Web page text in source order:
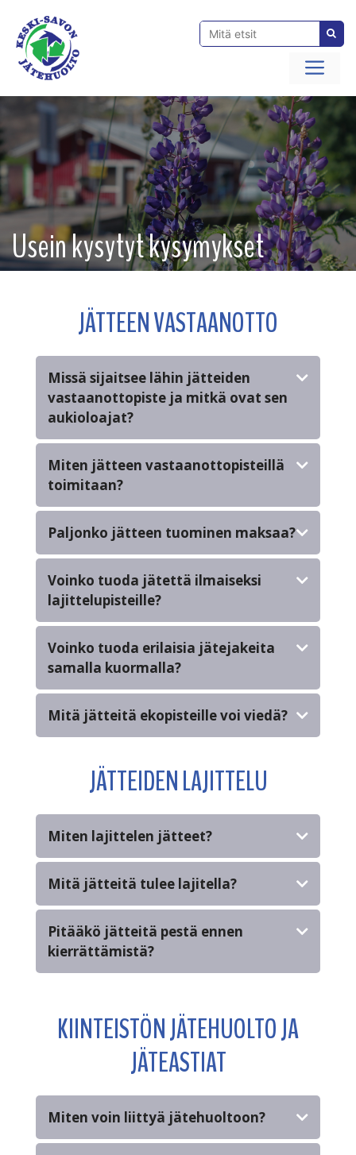
sisältöön
Usein kysytyt kysymykset
JÄTTEEN VASTAANOTTO
Missä sijaitsee lähin jätteiden
vastaanottopiste ja mitkä ovat sen
aukioloajat?
Miten jätteen vastaanottopisteillä
toimitaan?
Paljonko jätteen tuominen maksaa?
Voinko tuoda jätettä ilmaiseksi
lajittelupisteille?
Voinko tuoda erilaisia jätejakeita
samalla kuormalla?
Mitä jätteitä ekopisteille voi viedä?
JÄTTEIDEN LAJITTELU
Miten lajittelen jätteet?
Mitä jätteitä tulee lajitella?
Pitääkö jätteitä pestä ennen
kierrättämistä?
KIINTEISTÖN JÄTEHUOLTO JA
JÄTEASTIAT
Miten voin liittyä jätehuoltoon?